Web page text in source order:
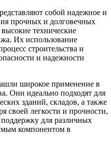
собой надежное и
прочных и долговечных
технические
Их использование
строительства и
и надежности
широкое применение в
Они идеально подходят для
зданий, складов, а также
своей легкости и прочности,
для различных
компонентом в